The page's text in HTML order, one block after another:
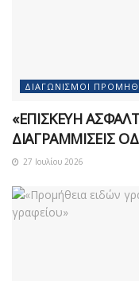
ΔΙΑΓΩΝΙΣΜΟΊ
«ΕΠΙΣΚΕΥΗ
ΔΙΑΓΡΑΜΜΙΣΕΙΣ
27 Ιουλίου 2026